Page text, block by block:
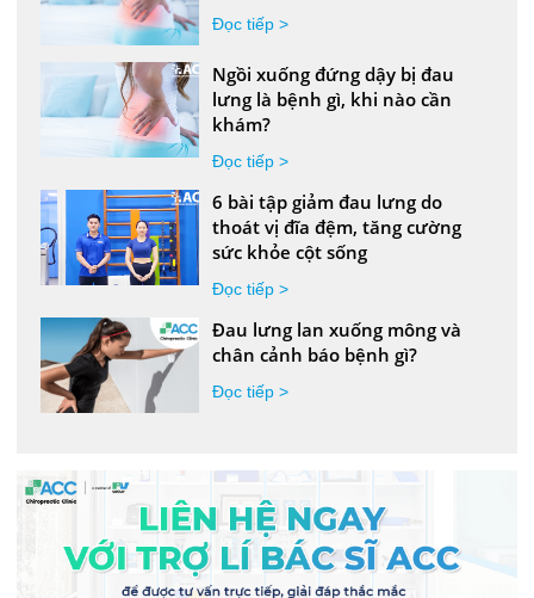
Đọc tiếp >
Ngồi xuống đứng dậy bị đau
lưng là bệnh gì, khi nào cần
khám?
Đọc tiếp >
6 bài tập giảm đau lưng do
thoát vị đĩa đệm, tăng cường
sức khỏe cột sống
Đọc tiếp >
Đau lưng lan xuống mông và
chân cảnh báo bệnh gì?
Đọc tiếp >